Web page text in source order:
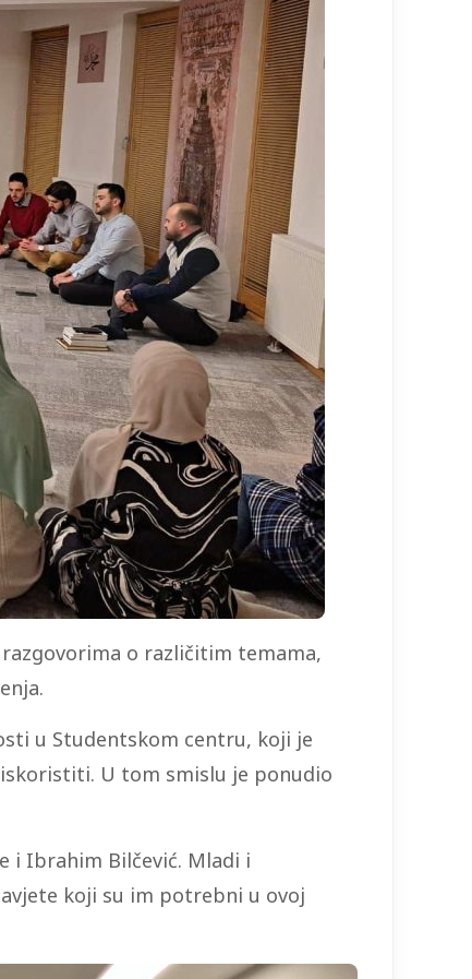
o različitim temama,
u Studentskom centru, koji je
U tom smislu je ponudio
i Ibrahim Bilčević. Mladi i
koji su im potrebni u ovoj